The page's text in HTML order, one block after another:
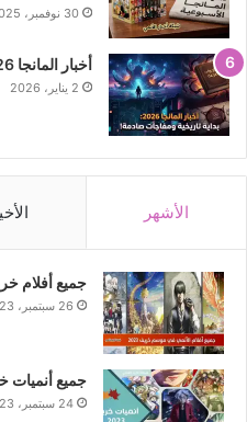
30 نوفمبر، 2025
أخبار المانجا 2026: بداية تاريخية ومفاجآت صادمة!
2 يناير، 2026
الأشهر
جميع أفلام خريف 2023 –
26 سبتمبر، 2023
جميع أنميات خريف 2023 –
24 سبتمبر، 2023